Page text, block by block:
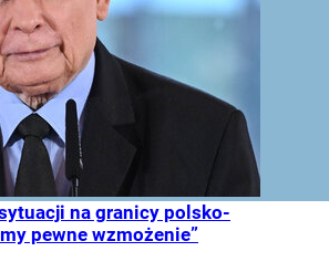
na granicy polsko-
pewne wzmożenie”